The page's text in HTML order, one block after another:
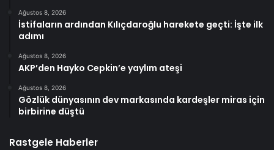
Ağustos 8, 2026
İstifaların ardından Kılıçdaroğlu harekete geçti: İşte ilk
adımı
Ağustos 8, 2026
AKP’den Hayko Cepkin’e yaylım ateşi
Ağustos 8, 2026
Gözlük dünyasının dev markasında kardeşler miras için
birbirine düştü
Rastgele Haberler